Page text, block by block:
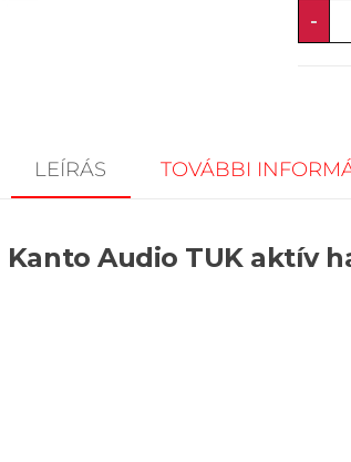
-
LEÍRÁS TOVÁBBI
Kanto Audio TUK aktív